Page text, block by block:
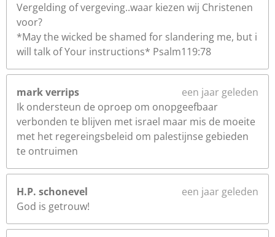
Vergelding of vergeving..waar kiezen wij Christenen
voor?
*May the wicked be shamed for slandering me, but i
will talk of Your instructions* Psalm119:78
mark verrips
een jaar geleden
Ik ondersteun de oproep om onopgeefbaar
verbonden te blijven met israel maar mis de moeite
met het regereingsbeleid om palestijnse gebieden
te ontruimen
H.P. schonevel
een jaar geleden
God is getrouw!